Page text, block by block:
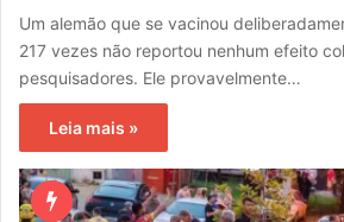
Um alemão que se vacinou
217 vezes não reportou nenhum efeito
pesquisadores. Ele provavelmente…
Leia mais »